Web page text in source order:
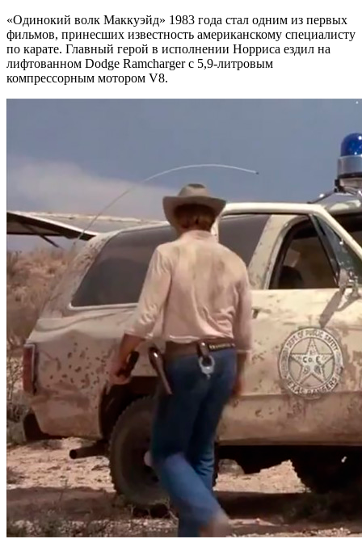
«Одинокий волк Маккуэйд» 1983 года стал одним из первых
фильмов, принесших известность американскому специалисту
по карате. Главный герой в исполнении Норриса ездил на
лифтованном Dodge Ramcharger c 5,9-литровым
компрессорным мотором V8.